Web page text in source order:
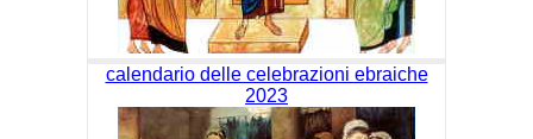
calendario delle celebrazioni ebraiche
2023